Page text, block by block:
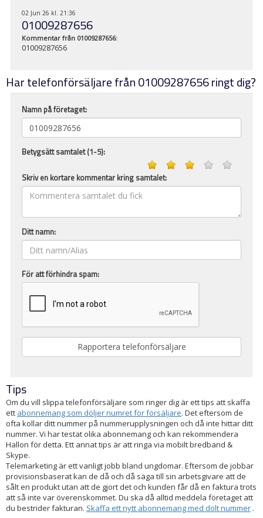
02 Jun 26 kl. 21:36
01009287656
Kommentar från 01009287656:
01009287656
Har telefonförsäljare från 01009287656 ringt dig?
Namn på företaget:
Betygsätt samtalet (1-5):
Skriv en kortare kommentar kring samtalet:
Ditt namn:
För att förhindra spam:
Tips
Om du vill slippa telefonförsäljare som ringer dig är ett tips att skaffa
ett abonnemang som döljer numret för försäljare. Det eftersom de
ofta kollar ditt nummer på nummerupplysningen och då inte hittar ditt
nummer. Vi har testat olika abonnemang och kan rekommendera
Hallon för detta. Ett annat tips är att ringa via mobilt bredband &
Skype.
Telemarketing är ett vanligt jobb bland ungdomar. Eftersom de jobbar
provisionsbaserat kan de då och då säga till sin arbetsgivare att de
sålt en produkt utan att de gjort det och kunden får då en faktura trots
att så inte var överenskommet. Du ska då alltid meddela företaget att
du bestrider fakturan. Skaffa ett nytt abonnemang med dolt nummer .